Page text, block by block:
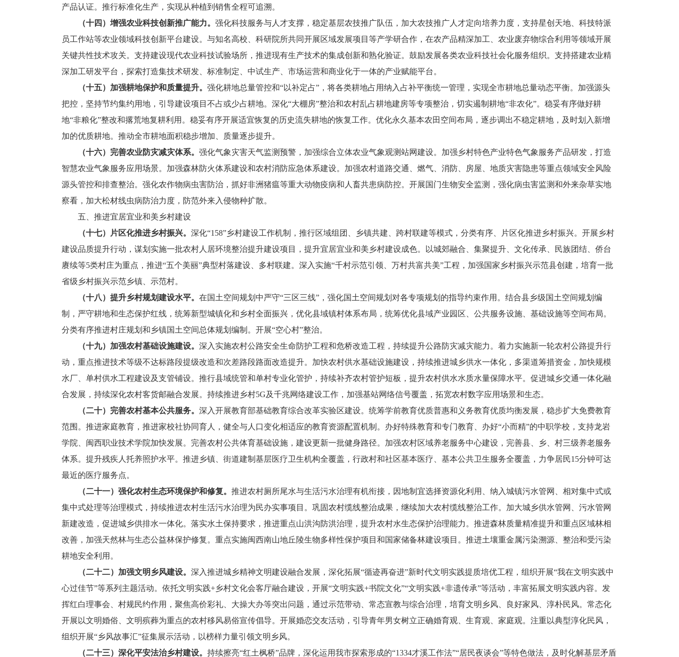
产品认证。推行标准化生产，实现从种植到销售全程可追溯。
（十四）增强农业科技创新推广能力。 强化科技服务与人才支撑，稳定基层农技推广队伍，加大农技推广人才定向培养力度，支持星创天地、科技特派
员工作站等农业领域科技创新平台建设。与知名高校、科研院所共同开展区域发展项目等产学研合作，在农产品精深加工、农业废弃物综合利用等领域开展
关键共性技术攻关。支持建设现代农业科技试验场所，推进现有生产技术的集成创新和熟化验证。鼓励发展各类农业科技社会化服务组织。支持搭建农业精
深加工研发平台，探索打造集技术研发、标准制定、中试生产、市场运营和商业化于一体的产业赋能平台。
（十五）加强耕地保护和质量提升。 强化耕地总量管控和“以补定占”，将各类耕地占用纳入占补平衡统一管理，实现全市耕地总量动态平衡。加强源头
把控，坚持节约集约用地，引导建设项目不占或少占耕地。深化“大棚房”整治和农村乱占耕地建房等专项整治，切实遏制耕地“非农化”。稳妥有序做好耕
地“非粮化”整改和撂荒地复耕利用。稳妥有序开展适宜恢复的历史流失耕地的恢复工作。优化永久基本农田空间布局，逐步调出不稳定耕地，及时划入新增
加的优质耕地。推动全市耕地面积稳步增加、质量逐步提升。
（十六）完善农业防灾减灾体系。 强化气象灾害天气监测预警，加强综合立体农业气象观测站网建设。加强乡村特色产业特色气象服务产品研发，打造
智慧农业气象服务应用场景。加强森林防火体系建设和农村消防应急体系建设。加强农村道路交通、燃气、消防、房屋、地质灾害隐患等重点领域安全风险
源头管控和排查整治。强化农作物病虫害防治，抓好非洲猪瘟等重大动物疫病和人畜共患病防控。开展国门生物安全监测，强化病虫害监测和外来杂草实地
察看，加大松材线虫病防治力度，防范外来入侵物种扩散。
五、推进宜居宜业和美乡村建设
（十七）片区化推进乡村振兴。 深化“158”乡村建设工作机制，推行区域组团、乡镇共建、跨村联建等模式，分类有序、片区化推进乡村振兴。开展乡村
建设品质提升行动，谋划实施一批农村人居环境整治提升建设项目，提升宜居宜业和美乡村建设成色。以城郊融合、集聚提升、文化传承、民族团结、侨台
赓续等5类村庄为重点，推进“五个美丽”典型村落建设、多村联建。深入实施“千村示范引领、万村共富共美”工程，加强国家乡村振兴示范县创建，培育一批
省级乡村振兴示范乡镇、示范村。
（十八）提升乡村规划建设水平。 在国土空间规划中严守“三区三线”，强化国土空间规划对各专项规划的指导约束作用。结合县乡级国土空间规划编
制，严守耕地和生态保护红线，统筹新型城镇化和乡村全面振兴，优化县域镇村体系布局，统筹优化县域产业园区、公共服务设施、基础设施等空间布局。
分类有序推进村庄规划和乡镇国土空间总体规划编制。开展“空心村”整治。
（十九）加强农村基础设施建设。 深入实施农村公路安全生命防护工程和危桥改造工程，持续提升公路防灾减灾能力。着力实施新一轮农村公路提升行
动，重点推进技术等级不达标路段提级改造和次差路段路面改造提升。加快农村供水基础设施建设，持续推进城乡供水一体化，多渠道筹措资金，加快规模
水厂、单村供水工程建设及支管铺设。推行县域统管和单村专业化管护，持续补齐农村管护短板，提升农村供水水质水量保障水平。促进城乡交通一体化融
合发展，持续深化农村客货邮融合发展。持续推进乡村5G及千兆网络建设工作，加强基站网络信号覆盖，拓宽农村数字应用场景和生态。
（二十）完善农村基本公共服务。 深入开展教育部基础教育综合改革实验区建设。统筹学前教育优质普惠和义务教育优质均衡发展，稳步扩大免费教育
范围。推进家庭教育，推进家校社协同育人，健全与人口变化相适应的教育资源配置机制。办好特殊教育和专门教育、办好“小而精”的中职学校，支持龙岩
学院、闽西职业技术学院加快发展。完善农村公共体育基础设施，建设更新一批健身路径。加强农村区域养老服务中心建设，完善县、乡、村三级养老服务
体系。提升残疾人托养照护水平。推进乡镇、街道建制基层医疗卫生机构全覆盖，行政村和社区基本医疗、基本公共卫生服务全覆盖，力争居民15分钟可达
最近的医疗服务点。
（二十一）强化农村生态环境保护和修复。 推进农村厕所尾水与生活污水治理有机衔接，因地制宜选择资源化利用、纳入城镇污水管网、相对集中式或
集中式处理等治理模式，持续推进农村生活污水治理为民办实事项目。巩固农村缆线整治成果，继续加大农村缆线整治工作。加大城乡供水管网、污水管网
新建改造，促进城乡供排水一体化。落实水土保持要求，推进重点山洪沟防洪治理，提升农村水生态保护治理能力。推进森林质量精准提升和重点区域林相
改善，加强天然林与生态公益林保护修复。重点实施闽西南山地丘陵生物多样性保护项目和国家储备林建设项目。推进土壤重金属污染溯源、整治和受污染
耕地安全利用。
（二十二）加强文明乡风建设。 深入推进城乡精神文明建设融合发展，深化拓展“循迹再奋进”新时代文明实践提质培优工程，组织开展“我在文明实践中
心过佳节”等系列主题活动。依托文明实践+乡村文化会客厅融合建设，开展“文明实践+书院文化”“文明实践+非遗传承”等活动，丰富拓展文明实践内容。发
挥红白理事会、村规民约作用，聚焦高价彩礼、大操大办等突出问题，通过示范带动、常态宣教与综合治理，培育文明乡风、良好家风、淳朴民风。常态化
开展以文明婚俗、文明殡葬为重点的农村移风易俗宣传倡导。开展婚恋交友活动，引导青年男女树立正确婚育观、生育观、家庭观。注重以典型淳化民风，
组织开展“乡风故事汇”征集展示活动，以榜样力量引领文明乡风。
（二十三）深化平安法治乡村建设。 持续擦亮“红土枫桥”品牌，深化运用我市探索形成的“1334才溪工作法”“居民夜谈会”等特色做法，及时化解基层矛盾